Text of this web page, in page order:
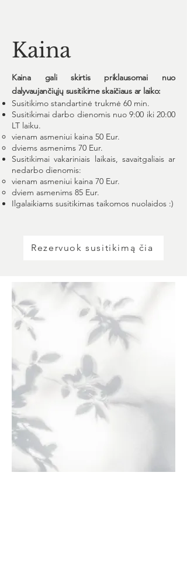
Kaina
Kaina gali skirtis priklausomai nuo
dalyvaujančiųjų susitikime skaičiaus ar laiko:
Susitikimo standartinė trukmė 60 min.
Susitikimai darbo dienomis nuo 9:00 iki 20:00
LT laiku.
vienam asmeniui kaina 50 Eur.
dviems asmenims 70 Eur.
Susitikimai vakariniais laikais, savaitgaliais ar
nedarbo dienomis:
vienam asmeniui kaina 70 Eur.
dviem asmenims 85 Eur.
Ilgalaikiams susitikimas taikomos nuolaidos :)
Rezervuok susitikimą čia